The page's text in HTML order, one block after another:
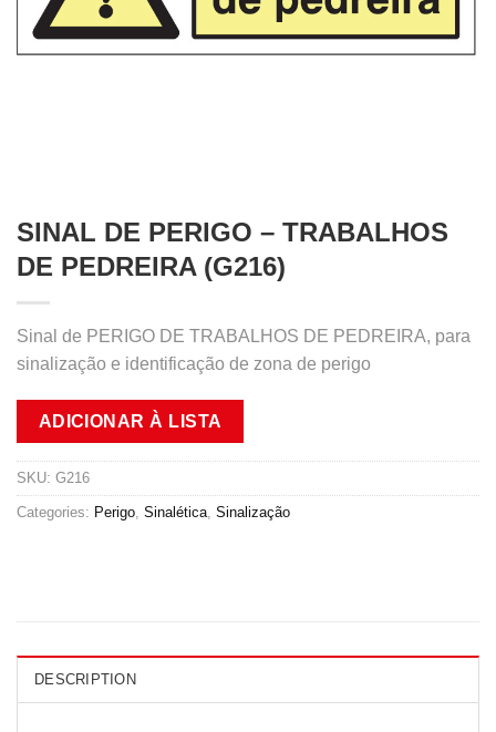
SINAL DE PERIGO – TRABALHOS
DE PEDREIRA (G216)
Sinal de PERIGO DE TRABALHOS DE PEDREIRA, para
sinalização e identificação de zona de perigo
ADICIONAR À LISTA
SKU: G216
Categories: Perigo Sinalética Sinalização
DESCRIPTION